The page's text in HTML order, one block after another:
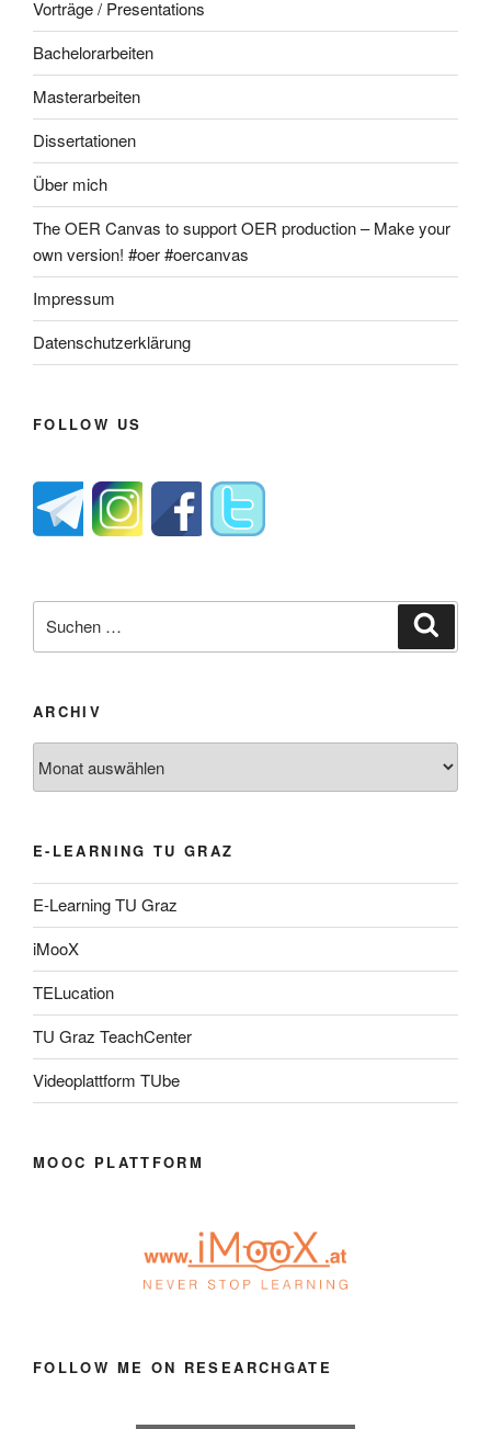
Vorträge / Presentations
Bachelorarbeiten
Masterarbeiten
Dissertationen
Über mich
The OER Canvas to support OER production – Make your
own version! #oer #oercanvas
Impressum
Datenschutzerklärung
FOLLOW US
nach:
ARCHIV
E-LEARNING TU GRAZ
E-Learning TU Graz
iMooX
TELucation
TU Graz TeachCenter
Videoplattform TUbe
MOOC PLATTFORM
FOLLOW ME ON RESEARCHGATE